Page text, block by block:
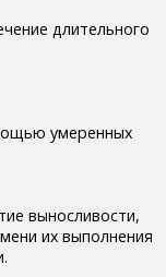
длительного
умеренных
выносливости,
их выполнения